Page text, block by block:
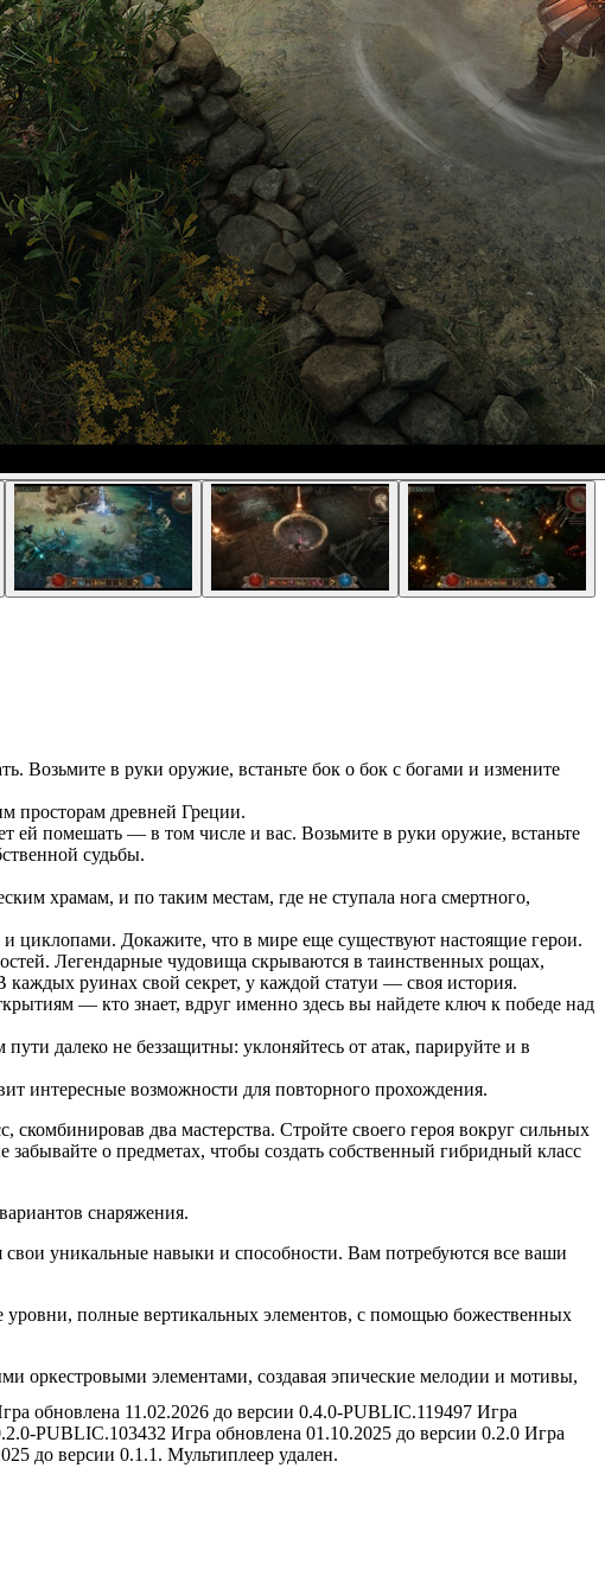
Возьмите в руки оружие, встаньте бок о бок с богами и измените
просторам древней Греции.
ей помешать — в том числе и вас. Возьмите в руки оружие, встаньте
судьбы.
храмам, и по таким местам, где не ступала нога смертного,
циклопами. Докажите, что в мире еще существуют настоящие герои.
Легендарные чудовища скрываются в таинственных рощах,
руинах свой секрет, у каждой статуи — своя история.
— кто знает, вдруг именно здесь вы найдете ключ к победе над
далеко не беззащитны: уклоняйтесь от атак, парируйте и в
интересные возможности для повторного прохождения.
скомбинировав два мастерства. Стройте своего героя вокруг сильных
о предметах, чтобы создать собственный гибридный класс
снаряжения.
свои уникальные навыки и способности. Вам потребуются все ваши
полные вертикальных элементов, с помощью божественных
оркестровыми элементами, создавая эпические мелодии и мотивы,
обновлена 11.02.2026 до версии 0.4.0-PUBLIC.119497 Игра
PUBLIC.103432 Игра обновлена 01.10.2025 до версии 0.2.0 Игра
до версии 0.1.1. Мультиплеер удален.